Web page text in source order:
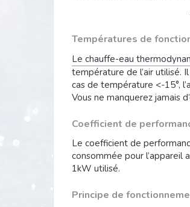
Températures de
Le chauffe-eau
température de l’air utilisé.
cas de température <-15°,
Vous ne manquerez jamais
Coefficient de
Le coefficient de
consommée pour l’appareil
1kW utilisé.
Principe de